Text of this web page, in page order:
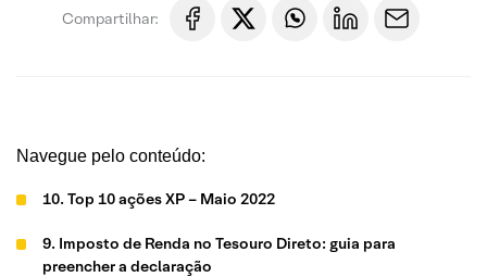
Compartilhar:
Navegue pelo conteúdo:
10. Top 10 ações XP – Maio 2022
9. Imposto de Renda no Tesouro Direto: guia para
preencher a declaração